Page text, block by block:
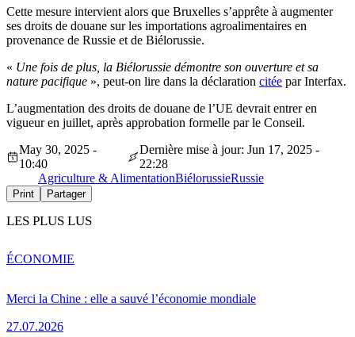
Cette mesure intervient alors que Bruxelles s’apprête à augmenter
ses droits de douane sur les importations agroalimentaires en
provenance de Russie et de Biélorussie.
« Une fois de plus, la Biélorussie démontre son ouverture et sa
nature pacifique », peut-on lire dans la déclaration citée par Interfax.
L’augmentation des droits de douane de l’UE devrait entrer en
vigueur en juillet, après approbation formelle par le Conseil.
May 30, 2025 -
10:40
Dernière mise à jour: Jun 17, 2025 -
22:28
Agriculture & AlimentationBiélorussieRussie
Print Partager
LES PLUS LUS
Merci la Chine : elle a sauvé l’économie mondiale
27.07.2026
ÉCONOMIE